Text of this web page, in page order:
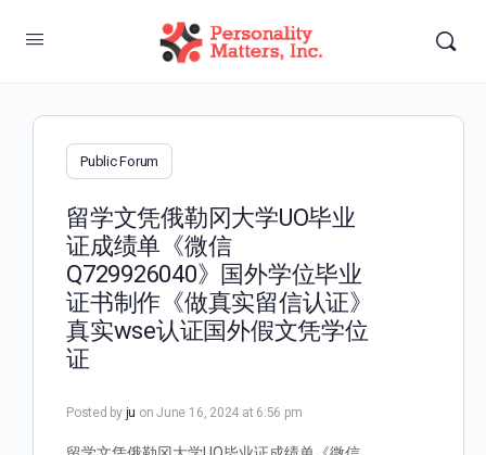
Public Forum
留学文凭俄勒冈大学UO毕业
证成绩单《微信
Q729926040》国外学位毕业
证书制作《做真实留信认证》
真实wse认证国外假文凭学位
证
Posted by ju on June 16, 2024 at 6:56 pm